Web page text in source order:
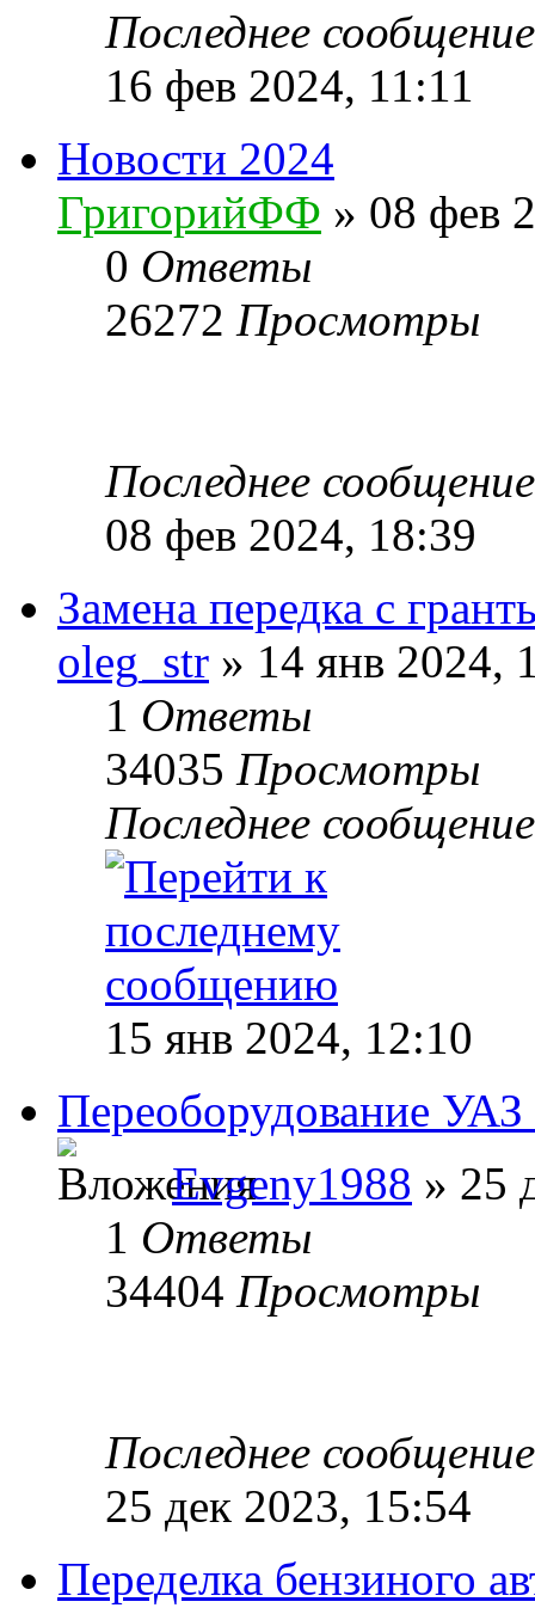
Последнее
16 фев 2024, 11:11
Новости 2024
ГригорийФФ » 08 фев
0 Ответы
26272 Просмотры
Последнее
08 фев 2024, 18:39
Замена передка с
oleg_str » 14 янв 2024,
1 Ответы
34035 Просмотры
Последнее
15 янв 2024, 12:10
Переоборудование
Evgeny1988 » 25
1 Ответы
34404 Просмотры
Последнее
25 дек 2023, 15:54
Переделка бензиного